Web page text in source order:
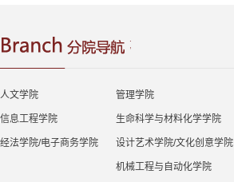
人文学院
信息工程学院
经法学院/电子商务学院
管理学院
生命科学与材料化学学院
设计艺术学院/文化创意学院
机械工程与自动化学院